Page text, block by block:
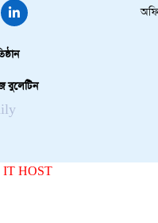
বুলেটিন
HOST